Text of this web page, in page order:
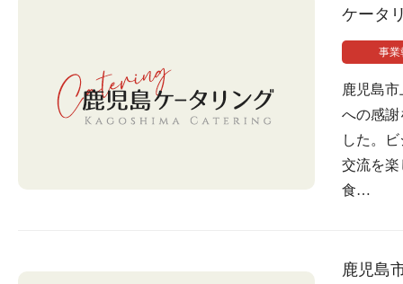
ケータ
事業
鹿児島
への感謝
した。
交流を楽
食…
鹿児島